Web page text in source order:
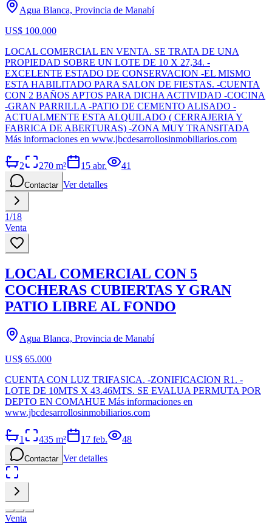
Agua Blanca, Provincia de Manabí
US$ 100.000
LOCAL COMERCIAL EN VENTA. SE TRATA DE UNA
PROPIEDAD SOBRE UN LOTE DE 10 X 27,34. -
EXCELENTE ESTADO DE CONSERVACION -EL MISMO
ESTA HABILITADO PARA SALON DE FIESTAS. -CUENTA
CON 2 BAÑOS APTOS PARA DICHA ACTIVIDAD -COCINA
-GRAN PARRILLA -PATIO DE CEMENTO ALISADO -
ACTUALMENTE ESTA ALQUILADO ( CERRAJERIA Y
FABRICA DE ABERTURAS) -ZONA MUY TRANSITADA
Más informaciones en www.jbcdesarrollosinmobiliarios.com
2 270 m² 15 abr. 41
Contactar Ver detalles
1/18
Venta
LOCAL COMERCIAL CON 5
COCHERAS CUBIERTAS Y GRAN
PATIO LIBRE AL FONDO
Agua Blanca, Provincia de Manabí
US$ 65.000
CUENTA CON LUZ TRIFASICA. -ZONIFICACION R1. -
LOTE DE 10MTS X 43.46MTS. SE EVALUA PERMUTA POR
DEPTO EN COMAHUE Más informaciones en
www.jbcdesarrollosinmobiliarios.com
1 435 m² 17 feb. 48
Contactar Ver detalles
Venta